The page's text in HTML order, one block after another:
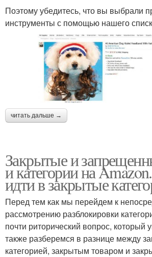
Поэтому убедитесь, что вы выбрали
инструменты с помощью нашего
читать дальше →
Закрытые и
и категории на
идти в закрытые
Перед тем как мы перейдем к
рассмотрению разблокировки
почти риторический вопрос, который
также разберемся в разнице между
категорией, закрытым товаром и